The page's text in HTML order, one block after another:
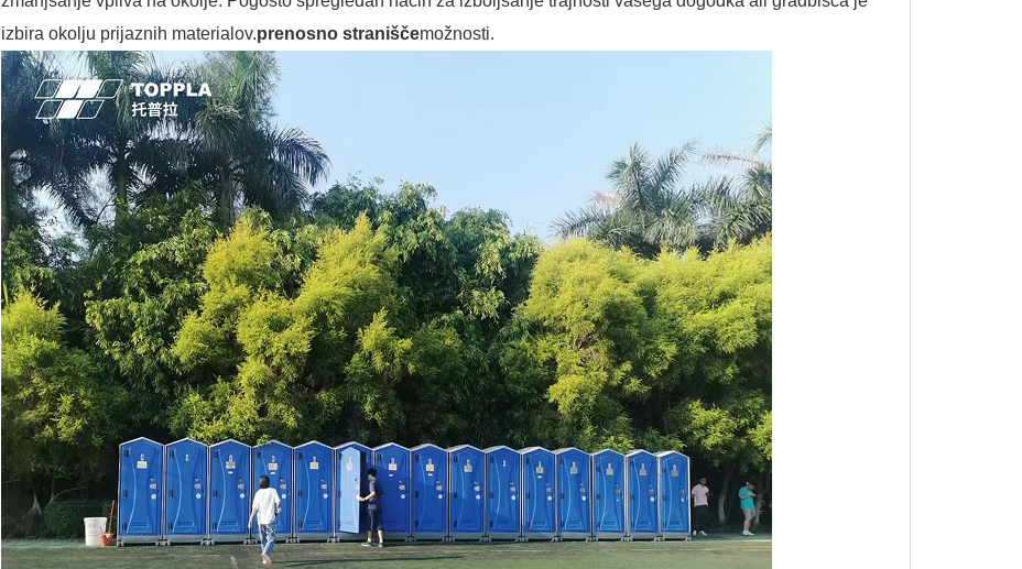
izbira okolju prijaznih materialov.prenosno straniščemožnosti.